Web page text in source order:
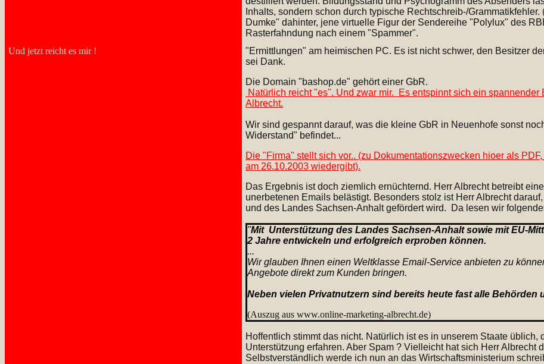
Inhalts, sondern schon durch typische Rechtschreib-/
Dumke" dahinter, jene virtuelle Figur der Sendereihe "Polylux" des
Rasterfahndung nach einem "Spammer".
Und jetzt reicht es mir !
"Ermittlungen" am heimischen PC. Es ist nicht schwer, den Besitzer
sei Dank.
Die Domain "bashop.de" gehört einer GbR.
Natürlich reicht "es". Und zwar mir. Es entspinnt sich ein
Albrecht.
Wir sind gespannt darauf, was die kleine GbR in Neuenhofe sonst
Widerstand" befindet...
Die "Firma" stellt sich vor.. (zu Dokumentationszwecken hioer als
am 26.10.2003 wiedergibt).
Das Ergebnis ist doch ziemlich ernüchternd. Herr Albrecht betreibt
unerbetenen Emails belästigt. Besonders stolz ist Herr Albrecht
und des Landes Sachsen-Anhalt gefördert wird.
Da lesen wir
"Mit Unterstützung des Landes Sachsen-Anhalt sowie mit EU-
2 Jahre entwickeln und erfolgreich erproben können.
...
Wir glauben Ihnen einen Weltklasse Email-Service anbieten zu
Angebote direkt zum Kunden bringen.
Neben vielen Privatnutzern sind bereits heute fast alle Behörden
(Auszug aus www.online-marketing-albrecht.de)
Hoffentlich stimmt das nicht. Natürlich ist es in unserem Staate
Unterstützung erfahren. Aber Spam ? Vielleicht hat sich Herr Albrecht
Selbstverständlich werde ich nun an das Wirtschaftsministerium